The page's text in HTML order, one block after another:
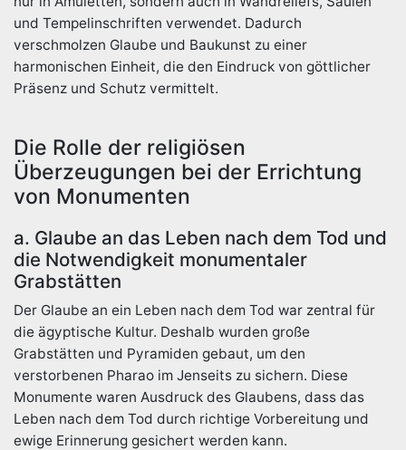
und Tempelinschriften verwendet. Dadurch
verschmolzen Glaube und Baukunst zu einer
harmonischen Einheit, die den Eindruck von göttlicher
Präsenz und Schutz vermittelt.
Die Rolle der religiösen
Überzeugungen bei der Errichtung
von Monumenten
a. Glaube an das Leben nach dem Tod und
die Notwendigkeit monumentaler
Grabstätten
Der Glaube an ein Leben nach dem Tod war zentral für
die ägyptische Kultur. Deshalb wurden große
Grabstätten und Pyramiden gebaut, um den
verstorbenen Pharao im Jenseits zu sichern. Diese
Monumente waren Ausdruck des Glaubens, dass das
Leben nach dem Tod durch richtige Vorbereitung und
ewige Erinnerung gesichert werden kann.